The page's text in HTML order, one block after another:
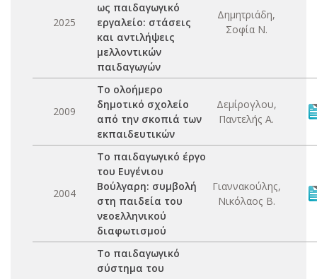
2025
ως παιδαγωγικό
εργαλείο: στάσεις
και αντιλήψεις
μελλοντικών
παιδαγωγών
Δημητριάδη,
Σοφία Ν.
2009
Το ολοήμερο
δημοτικό σχολείο
από την σκοπιά των
εκπαιδευτικών
Δεμίρογλου,
Παντελής Α.
2004
Το παιδαγωγικό έργο
του Ευγένιου
Βούλγαρη: συμβολή
στη παιδεία του
νεοελληνικού
διαφωτισμού
Γιαννακούλης,
Νικόλαος Β.
Το παιδαγωγικό
σύστημα του